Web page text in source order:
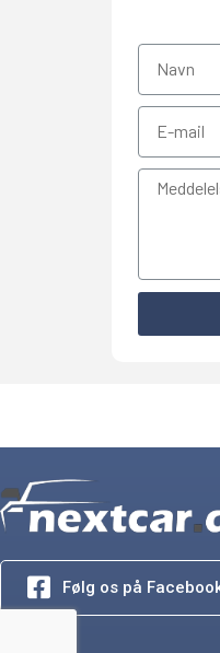
Følg os på